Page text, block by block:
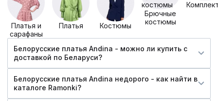
Платья и
сарафаны
Платья Костюмы
Брючные
костюмы
Белорусские платья Andina - можно ли купить c
доставкой по Беларуси?
Белорусские платья Andina недорого - как найти в
каталоге Ramonki?